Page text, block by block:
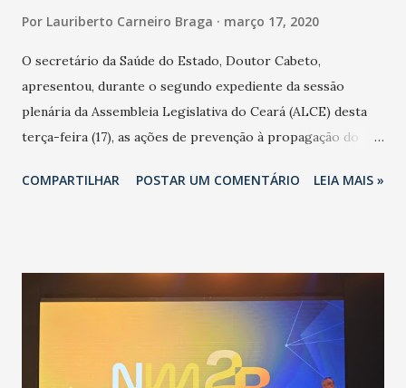
Por Lauriberto Carneiro Braga março 17, 2020
O secretário da Saúde do Estado, Doutor Cabeto,
apresentou, durante o segundo expediente da sessão
plenária da Assembleia Legislativa do Ceará (ALCE) desta
terça-feira (17), as ações de prevenção à propagação do
adotadas pelo Governo do Estado na contenção da
população suspeita e de cuidados com os ambientes
públicos e domiciliares. “Nós não estamos vivendo uma
epidemia comum, como temos em todos os anos, com
aumento de casos de dengue, influenza ou H1N1. Trata-se
COMPARTILHAR POSTAR UM COMENTÁRIO LEIA MAIS »